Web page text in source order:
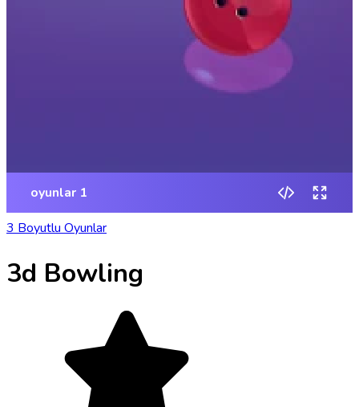
3 Boyutlu Oyunlar
3d Bowling